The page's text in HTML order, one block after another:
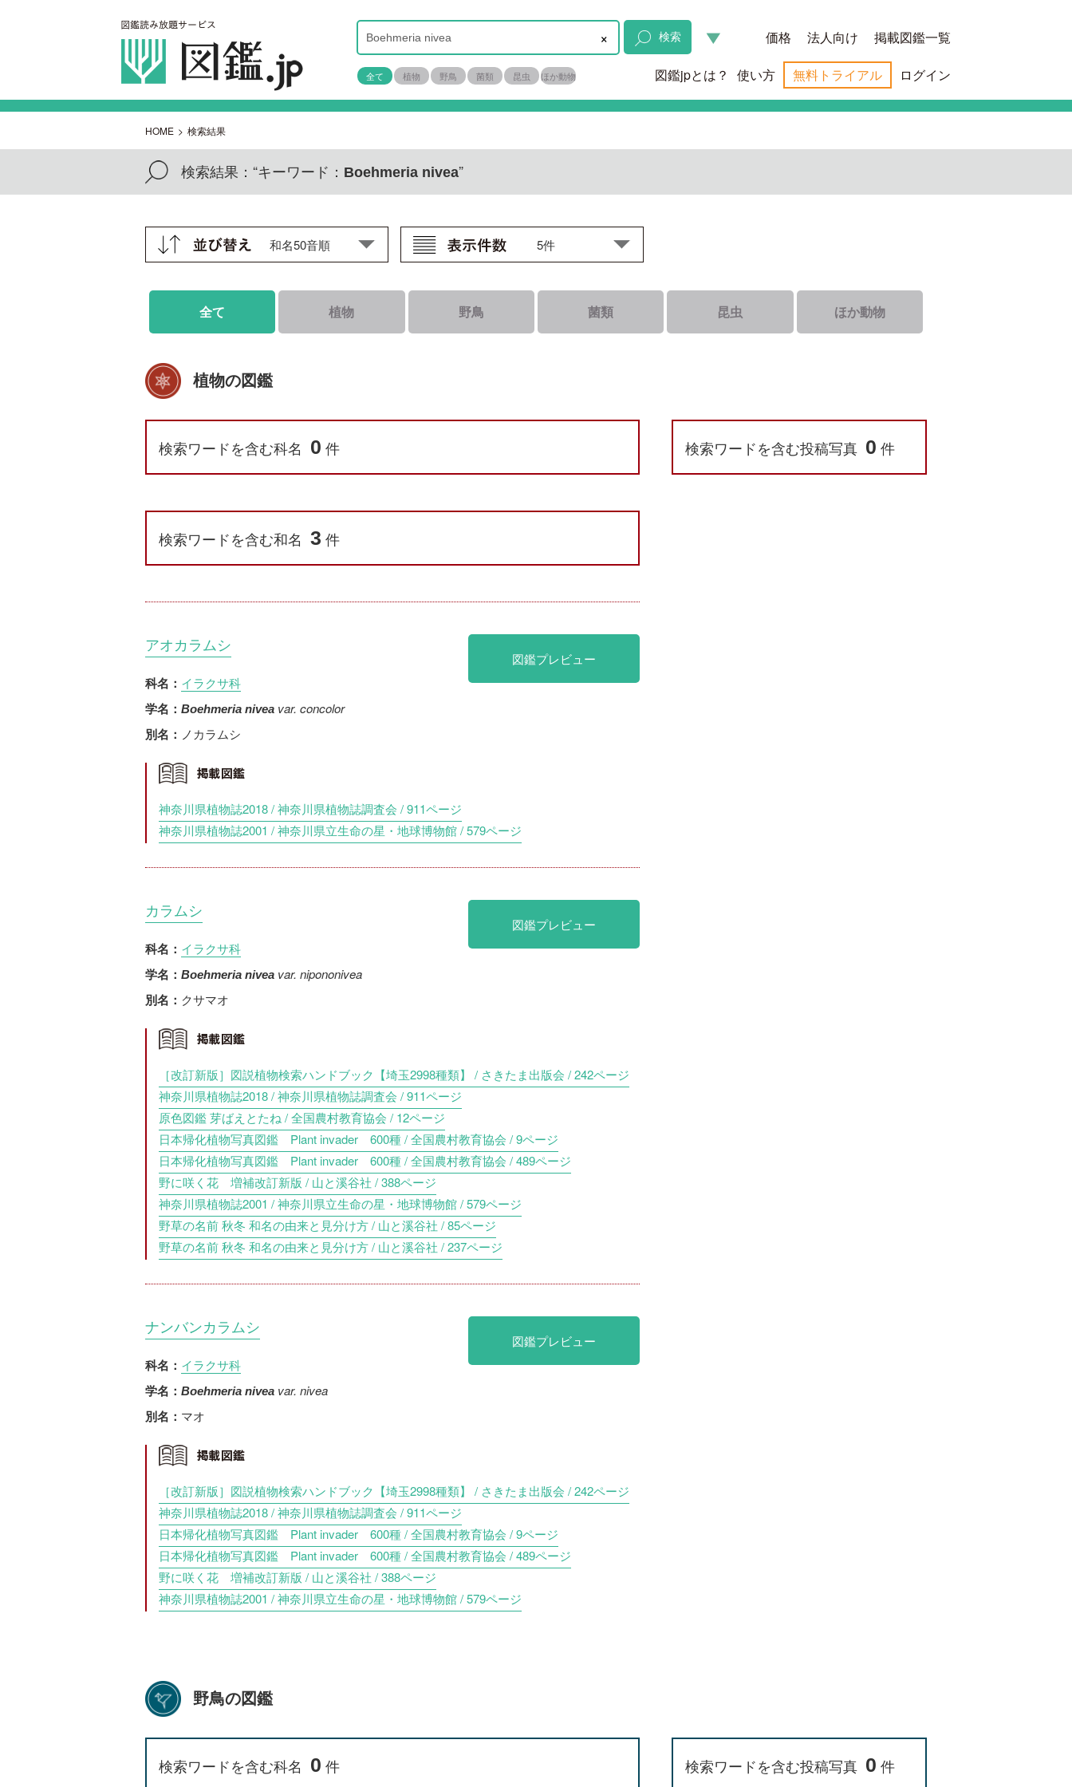
× 検索
全て 植物 野鳥 菌類 昆虫 ほか動物
価格 法人向け 掲載図鑑一覧
図鑑jpとは？ 使い方 無料トライアル ログイン
HOME > 検索結果
検索結果： “キーワード： Boehmeria nivea”
全て 植物 野鳥 菌類 昆虫 ほか動物
植物の図鑑
検索ワードを含む科名 0 件
検索ワードを含む和名 3 件
アオカラムシ
科名： イラクサ科
学名： Boehmeria nivea var. concolor
別名： ノカラムシ
神奈川県植物誌2018 / 神奈川県植物誌調査会 / 911ページ
神奈川県植物誌2001 / 神奈川県立生命の星・地球博物館 / 579ページ
図鑑プレビュー
カラムシ
科名： イラクサ科
学名： Boehmeria nivea var. nipononivea
別名： クサマオ
［改訂新版］図説植物検索ハンドブック【埼玉2998種類】 / さきたま出版会 / 242ページ
神奈川県植物誌2018 / 神奈川県植物誌調査会 / 911ページ
原色図鑑 芽ばえとたね / 全国農村教育協会 / 12ページ
日本帰化植物写真図鑑 Plant invader 600種 / 全国農村教育協会 / 9ページ
日本帰化植物写真図鑑 Plant invader 600種 / 全国農村教育協会 / 489ページ
野に咲く花 増補改訂新版 / 山と溪谷社 / 388ページ
神奈川県植物誌2001 / 神奈川県立生命の星・地球博物館 / 579ページ
野草の名前 秋冬 和名の由来と見分け方 / 山と溪谷社 / 85ページ
野草の名前 秋冬 和名の由来と見分け方 / 山と溪谷社 / 237ページ
図鑑プレビュー
ナンバンカラムシ
科名： イラクサ科
学名： Boehmeria nivea var. nivea
別名： マオ
［改訂新版］図説植物検索ハンドブック【埼玉2998種類】 / さきたま出版会 / 242ページ
神奈川県植物誌2018 / 神奈川県植物誌調査会 / 911ページ
日本帰化植物写真図鑑 Plant invader 600種 / 全国農村教育協会 / 9ページ
日本帰化植物写真図鑑 Plant invader 600種 / 全国農村教育協会 / 489ページ
野に咲く花 増補改訂新版 / 山と溪谷社 / 388ページ
神奈川県植物誌2001 / 神奈川県立生命の星・地球博物館 / 579ページ
図鑑プレビュー
検索ワードを含む投稿写真 0 件
野鳥の図鑑
検索ワードを含む科名 0 件 検索ワードを含む投稿写真 0 件